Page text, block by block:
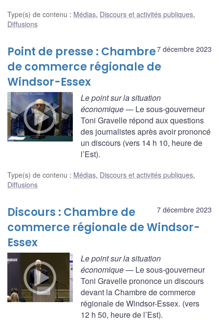
Type(s) de contenu : Médias, Discours et activités publiques,
Diffusions
7 décembre 2023
Point de presse : Chambre
de commerce régionale de
Windsor-Essex
Le point sur la situation
économique— Le sous-gouverneur
Toni Gravelle répond aux questions
des journalistes après avoir prononcé
un discours (vers 14 h 10, heure de
l’Est).
Type(s) de contenu : Médias, Discours et activités publiques,
Diffusions
7 décembre 2023
Discours : Chambre de
commerce régionale de Windsor-
Essex
Le point sur la situation
économique— Le sous-gouverneur
Toni Gravelle prononce un discours
devant la Chambre de commerce
régionale de Windsor-Essex. (vers
12 h 50, heure de l’Est).